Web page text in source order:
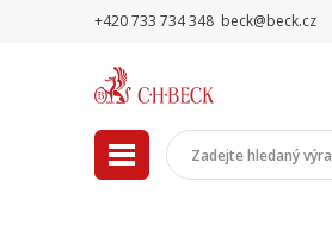
+420 733 734 348 beck@beck.cz